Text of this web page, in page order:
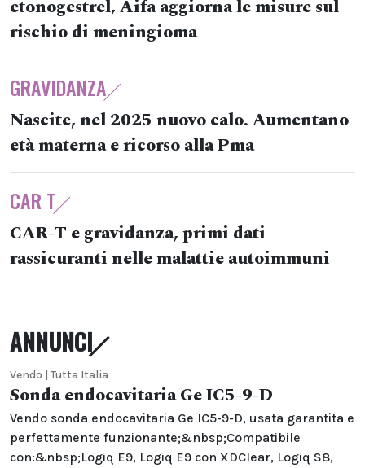
etonogestrel, Aifa aggiorna le misure sul
rischio di meningioma
GRAVIDANZA
Nascite, nel 2025 nuovo calo. Aumentano
età materna e ricorso alla Pma
CAR T
CAR-T e gravidanza, primi dati
rassicuranti nelle malattie autoimmuni
ANNUNCI
Vendo | Tutta Italia
Sonda endocavitaria Ge IC5-9-D
Vendo sonda endocavitaria Ge IC5-9-D, usata garantita e
perfettamente funzionante;&nbsp;Compatibile
con:&nbsp;Logiq E9, Logiq E9 con XDClear, Logiq S8,